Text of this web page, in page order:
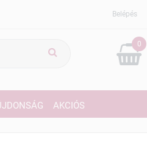
Belépés
0
AKCIÓS